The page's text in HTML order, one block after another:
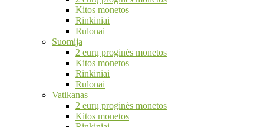
Kitos monetos
Rinkiniai
Rulonai
Suomija
2 eurų proginės monetos
Kitos monetos
Rinkiniai
Rulonai
Vatikanas
2 eurų proginės monetos
Kitos monetos